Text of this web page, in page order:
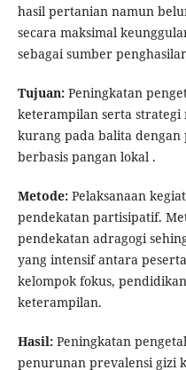
hasil pertanian namun
secara maksimal
sebagai sumber
Tujuan: Peningkatan
keterampilan serta
kurang pada balita
berbasis pangan lokal .
Metode: Pelaksanaan
pendekatan partisipatif.
pendekatan adragogi
yang intensif antara
kelompok fokus,
keterampilan.
Hasil: Peningkatan
penurunan prevalensi gizi